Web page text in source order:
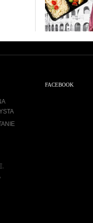
FACEBOOK